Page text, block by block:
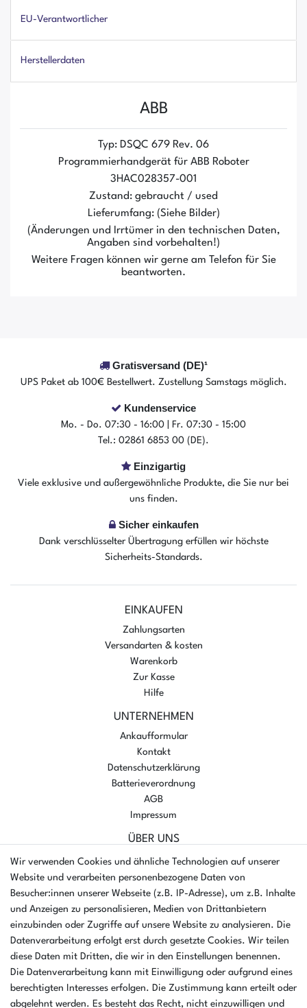
EU-Verantwortlicher
Herstellerdaten
ABB
Typ: DSQC 679 Rev. 06
Programmierhandgerät für ABB Roboter
3HAC028357-001
Zustand: gebraucht / used
Lieferumfang: (Siehe Bilder)
(Änderungen und Irrtümer in den technischen Daten,
Angaben sind vorbehalten!)
Weitere Fragen können wir gerne am Telefon für Sie
beantworten.
Gratisversand (DE)¹
UPS Paket ab 100€ Bestellwert. Zustellung Samstags möglich.
Kundenservice
Mo. - Do. 07:30 - 16:00 | Fr. 07:30 - 15:00
Tel.: 02861 6853 00 (DE).
Einzigartig
Viele exklusive und außergewöhnliche Produkte, die Sie nur bei
uns finden.
Sicher einkaufen
Dank verschlüsselter Übertragung erfüllen wir höchste
Sicherheits-Standards.
EINKAUFEN
Zahlungsarten
Versandarten & kosten
Warenkorb
Zur Kasse
Hilfe
UNTERNEHMEN
Ankaufformular
Kontakt
Datenschutzerklärung
Batterieverordnung
AGB
Impressum
ÜBER UNS
AMIKON GMBH
Einsteinstr. 8a
46325 Borken
Deutschland
Öffnungszeiten Montag - Donnerstag
07:30 - 16:00 Uhr
Öffnungszeiten Freitag
07:30 - 15:00 Uhr
Wir verwenden Cookies und ähnliche Technologien auf unserer
Website und verarbeiten personenbezogene Daten von
Besucher:innen unserer Webseite (z.B. IP-Adresse), um z.B. Inhalte
und Anzeigen zu personalisieren, Medien von Drittanbietern
einzubinden oder Zugriffe auf unsere Website zu analysieren. Die
Datenverarbeitung erfolgt erst durch gesetzte Cookies. Wir teilen
diese Daten mit Dritten, die wir in den Einstellungen benennen.
Die Datenverarbeitung kann mit Einwilligung oder aufgrund eines
berechtigten Interesses erfolgen. Die Zustimmung kann erteilt oder
abgelehnt werden. Es besteht das Recht, nicht einzuwilligen und